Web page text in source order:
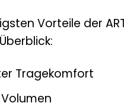
Vorteile der
Tragekomfort